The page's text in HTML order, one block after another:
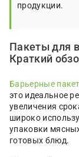
продукции.
Пакеты для
Краткий
Барьерные
это идеальное
увеличения
широко
упаковки
готовых блюд.